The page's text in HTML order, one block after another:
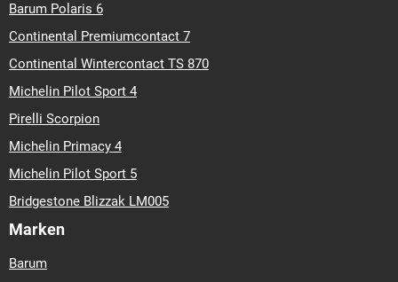
Barum Polaris 6
Continental Premiumcontact 7
Continental Wintercontact TS 870
Michelin Pilot Sport 4
Pirelli Scorpion
Michelin Primacy 4
Michelin Pilot Sport 5
Bridgestone Blizzak LM005
Marken
Barum